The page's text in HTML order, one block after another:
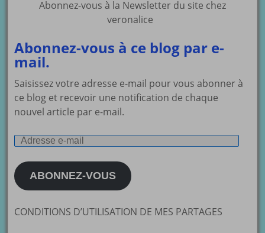
Abonnez-vous à la Newsletter du site chez
veronalice
Abonnez-vous à ce blog par e-
mail.
Saisissez votre adresse e-mail pour vous abonner à
ce blog et recevoir une notification de chaque
nouvel article par e-mail.
Adresse
mail
ABONNEZ-VOUS
CONDITIONS D’UTILISATION DE MES PARTAGES